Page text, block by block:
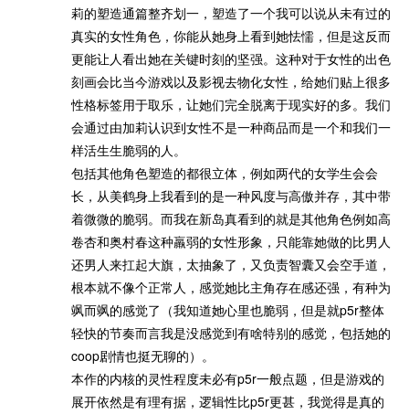
莉的塑造通篇整齐划一，塑造了一个我可以说从未有过的
真实的女性角色，你能从她身上看到她怯懦，但是这反而
更能让人看出她在关键时刻的坚强。这种对于女性的出色
刻画会比当今游戏以及影视去物化女性，给她们贴上很多
性格标签用于取乐，让她们完全脱离于现实好的多。我们
会通过由加莉认识到女性不是一种商品而是一个和我们一
样活生生脆弱的人。
包括其他角色塑造的都很立体，例如两代的女学生会会
长，从美鹤身上我看到的是一种风度与高傲并存，其中带
着微微的脆弱。而我在新岛真看到的就是其他角色例如高
卷杏和奥村春这种羸弱的女性形象，只能靠她做的比男人
还男人来扛起大旗，太抽象了，又负责智囊又会空手道，
根本就不像个正常人，感觉她比主角存在感还强，有种为
飒而飒的感觉了（我知道她心里也脆弱，但是就p5r整体
轻快的节奏而言我是没感觉到有啥特别的感觉，包括她的
coop剧情也挺无聊的）。
本作的内核的灵性程度未必有p5r一般点题，但是游戏的
展开依然是有理有据，逻辑性比p5r更甚，我觉得是真的